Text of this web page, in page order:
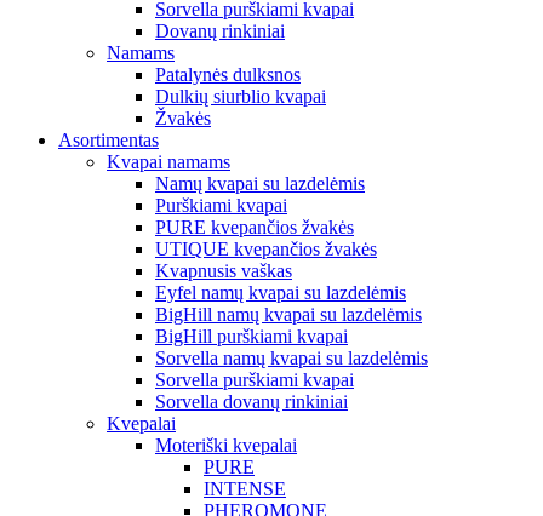
Sorvella purškiami kvapai
Dovanų rinkiniai
Namams
Patalynės dulksnos
Dulkių siurblio kvapai
Žvakės
Asortimentas
Kvapai namams
Namų kvapai su lazdelėmis
Purškiami kvapai
PURE kvepančios žvakės
UTIQUE kvepančios žvakės
Kvapnusis vaškas
Eyfel namų kvapai su lazdelėmis
BigHill namų kvapai su lazdelėmis
BigHill purškiami kvapai
Sorvella namų kvapai su lazdelėmis
Sorvella purškiami kvapai
Sorvella dovanų rinkiniai
Kvepalai
Moteriški kvepalai
PURE
INTENSE
PHEROMONE